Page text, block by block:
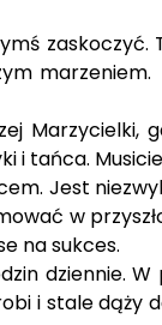
i tańca.
Jest
w
na sukces.
i stale dąży